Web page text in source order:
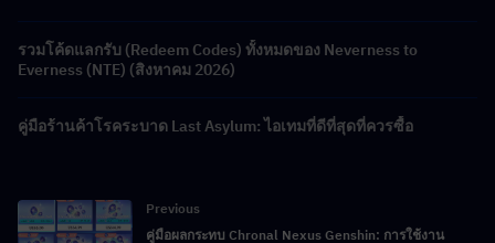
รวมโค้ดแลกรับ (Redeem Codes) ทั้งหมดของ Neverness to
Everness (NTE) (สิงหาคม 2026)
คู่มือร้านค้าโรคระบาด Last Asylum: ไอเทมที่ดีที่สุดที่ควรซื้อ
Previous
คู่มือผลกระทบ Chronal Nexus Genshin: การใช้งาน